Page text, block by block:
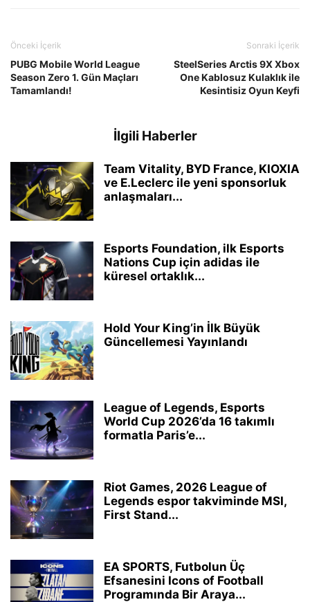
Önceki İçerik
PUBG Mobile World League
Season Zero 1. Gün Maçları
Tamamlandı!
Sonraki İçerik
SteelSeries Arctis 9X Xbox
One Kablosuz Kulaklık ile
Kesintisiz Oyun Keyfi
İlgili Haberler
Team Vitality, BYD France, KIOXIA
ve E.Leclerc ile yeni sponsorluk
anlaşmaları...
Esports Foundation, ilk Esports
Nations Cup için adidas ile
küresel ortaklık...
Hold Your King’in İlk Büyük
Güncellemesi Yayınlandı
League of Legends, Esports
World Cup 2026’da 16 takımlı
formatla Paris’e...
Riot Games, 2026 League of
Legends espor takviminde MSI,
First Stand...
EA SPORTS, Futbolun Üç
Efsanesini Icons of Football
Programında Bir Araya...